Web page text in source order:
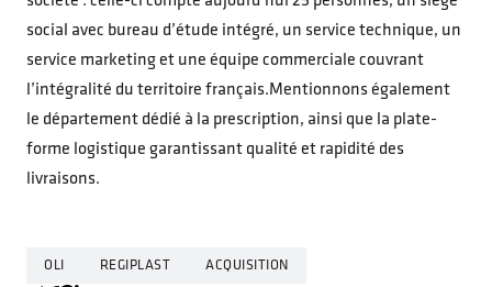
social avec bureau d’étude intégré, un service technique, un
service marketing et une équipe commerciale couvrant
l’intégralité du territoire français.Mentionnons également
le département dédié à la prescription, ainsi que la plate-
forme logistique garantissant qualité et rapidité des
livraisons.
OLI REGIPLAST ACQUISITION